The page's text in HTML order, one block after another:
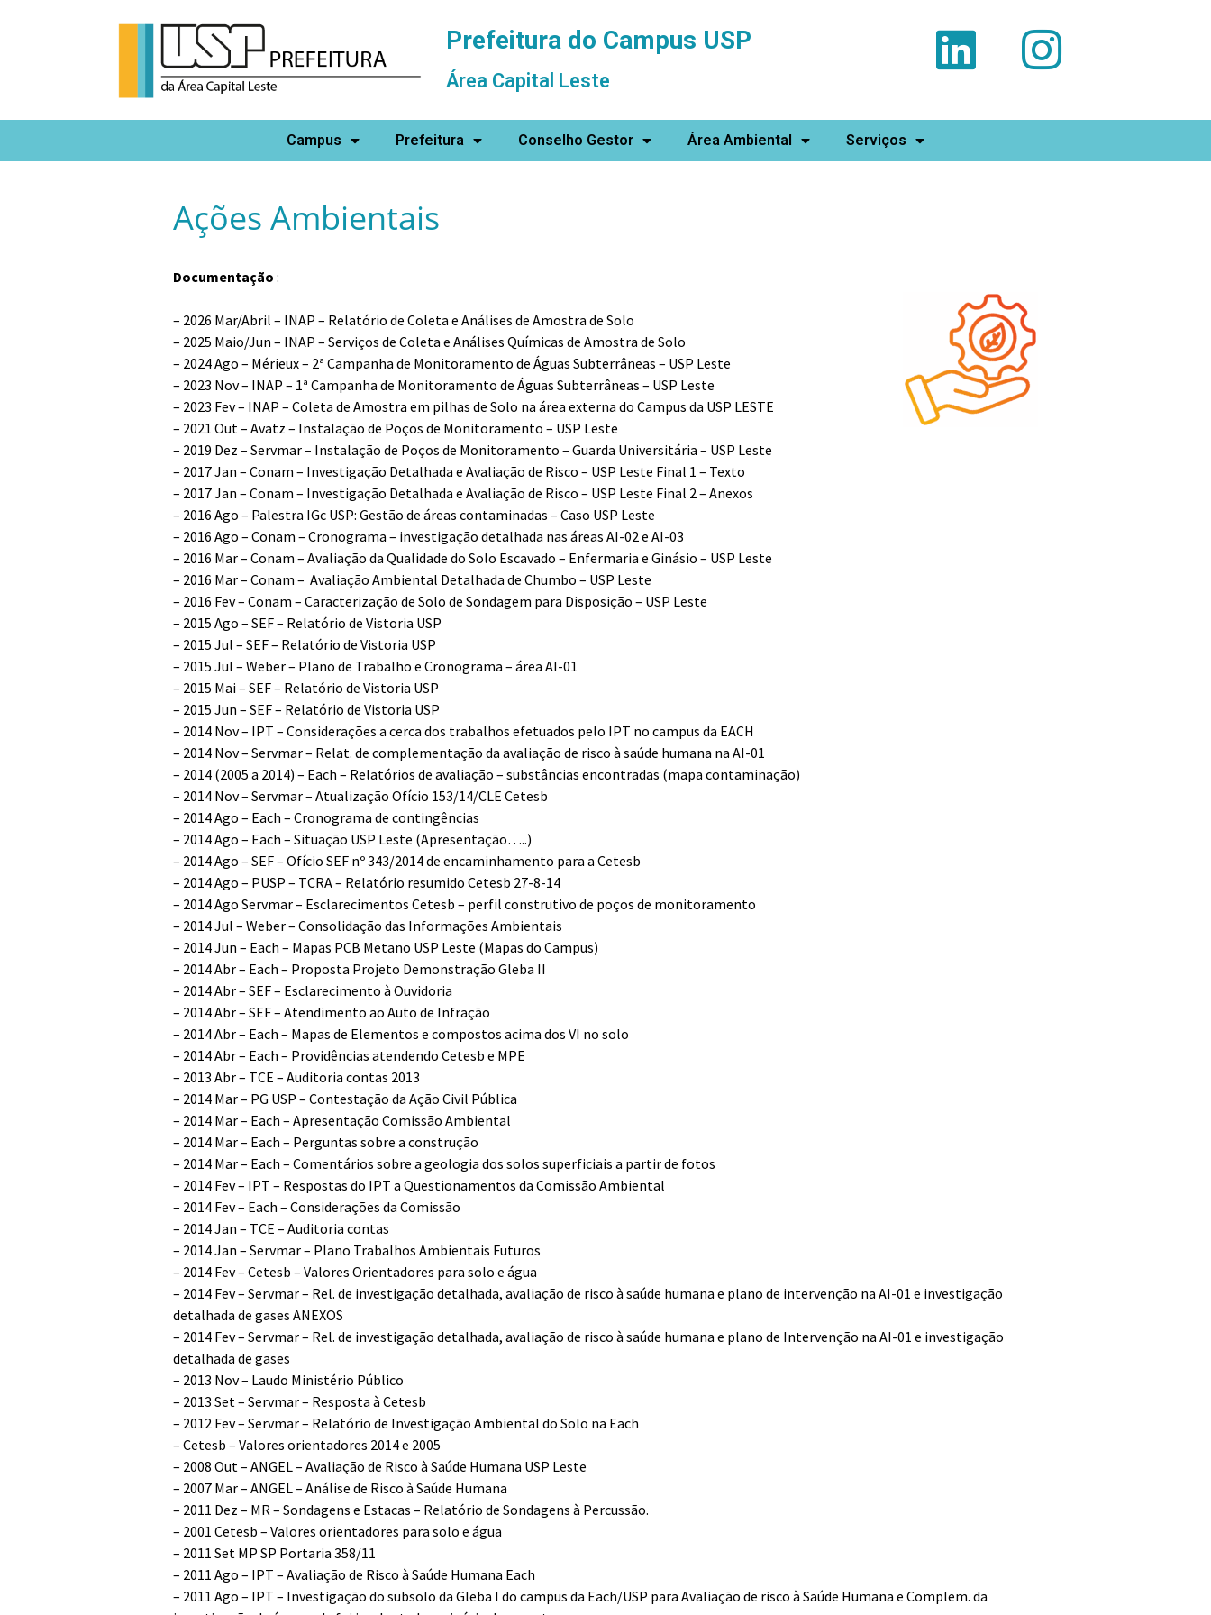
Prefeitura do Campus USP
Área Capital Leste
Campus Prefeitura Conselho Gestor Área Ambiental Serviços
Ações Ambientais
Documentação :
– 2026 Mar/Abril – INAP – Relatório de Coleta e Análises de Amostra de Solo
– 2025 Maio/Jun – INAP – Serviços de Coleta e Análises Químicas de Amostra de Solo
– 2024 Ago – Mérieux – 2ª Campanha de Monitoramento de Águas Subterrâneas – USP Leste
– 2023 Nov – INAP – 1ª Campanha de Monitoramento de Águas Subterrâneas – USP Leste
– 2023 Fev – INAP – Coleta de Amostra em pilhas de Solo na área externa do Campus da USP LESTE
– 2021 Out – Avatz – Instalação de Poços de Monitoramento – USP Leste
– 2019 Dez – Servmar – Instalação de Poços de Monitoramento – Guarda Universitária – USP Leste
– 2017 Jan – Conam – Investigação Detalhada e Avaliação de Risco – USP Leste Final 1 – Texto
– 2017 Jan – Conam – Investigação Detalhada e Avaliação de Risco – USP Leste Final 2 – Anexos
– 2016 Ago – Palestra IGc USP: Gestão de áreas contaminadas – Caso USP Leste
– 2016 Ago – Conam – Cronograma – investigação detalhada nas áreas AI-02 e AI-03
– 2016 Mar – Conam – Avaliação da Qualidade do Solo Escavado – Enfermaria e Ginásio – USP Leste
– 2016 Mar – Conam – Avaliação Ambiental Detalhada de Chumbo – USP Leste
– 2016 Fev – Conam – Caracterização de Solo de Sondagem para Disposição – USP Leste
– 2015 Ago – SEF – Relatório de Vistoria USP
– 2015 Jul – SEF – Relatório de Vistoria USP
– 2015 Jul – Weber – Plano de Trabalho e Cronograma – área AI-01
– 2015 Mai – SEF – Relatório de Vistoria USP
– 2015 Jun – SEF – Relatório de Vistoria USP
– 2014 Nov – IPT – Considerações a cerca dos trabalhos efetuados pelo IPT no campus da EACH
– 2014 Nov – Servmar – Relat. de complementação da avaliação de risco à saúde humana na AI-01
– 2014 (2005 a 2014) – Each – Relatórios de avaliação – substâncias encontradas (mapa contaminação)
– 2014 Nov – Servmar – Atualização Ofício 153/14/CLE Cetesb
– 2014 Ago – Each – Cronograma de contingências
– 2014 Ago – Each – Situação USP Leste (Apresentação…..)
– 2014 Ago – SEF – Ofício SEF nº 343/2014 ​de encaminhamento para a Cetesb
– 2014 Ago – PUSP – TCRA – Relatório resumido Cetesb 27-8-14
– 2014 Ago Servmar – Esclarecimentos Cetesb – perfil construtivo de poços de monitoramento
– 2014 Jul – Weber – Consolidação das Informações Ambientais
– 2014 Jun – Each – Mapas PCB Metano USP Leste (Mapas do Campus)
– 2014 Abr – Each – Proposta Projeto Demonstração Gleba II
– 2014 Abr – SEF – Esclarecimento à Ouvidoria
– 2014 Abr – SEF – Atendimento ao Auto de Infração
– 2014 Abr – Each – Mapas de Elementos e compostos acima dos VI no solo
– 2014 Abr – Each – Providências atendendo Cetesb e MPE
– 2013 Abr – TCE – Auditoria contas 2013
– 2014 Mar – PG USP – Contestação da Ação Civil Pública
– 2014 Mar – Each – Apresentação Comissão Ambiental
– 2014 Mar – Each – Perguntas sobre a construção
– 2014 Mar – Each – Comentários sobre a geologia dos solos superficiais a partir de fotos
– 2014 Fev – IPT – Respostas do IPT a Questionamentos da Comissão Ambiental
– 2014 Fev – Each – Considerações da Comissão
– 2014 Jan – TCE – Auditoria contas
– 2014 Jan – Servmar – Plano Trabalhos Ambientais Futuros
– 2014 Fev – Cetesb – Valores Orientadores para solo e água
– 2014 Fev – Servmar – Rel. de investigação detalhada, avaliação de risco à saúde humana e plano de intervenção na AI-01 e investigação
detalhada de gases ANEXOS
– 2014 Fev – Servmar – Rel. de investigação detalhada, avaliação de risco à saúde humana e plano de Intervenção na AI-01 e investigação
detalhada de gases
– 2013 Nov – Laudo Ministério Público
– 2013 Set – Servmar – Resposta à Cetesb
– 2012 Fev – Servmar – Relatório de Investigação Ambiental do Solo na Each
– Cetesb – Valores orientadores 2014 e 2005
– 2008 Out – ANGEL – Avaliação de Risco à Saúde Humana USP Leste
– 2007 Mar – ANGEL – Análise de Risco à Saúde Humana
– 2011 Dez – MR – Sondagens e Estacas – Relatório de Sondagens à Percussão.
– 2001 Cetesb – Valores orientadores para solo e água
– 2011 Set MP SP Portaria 358/11
– 2011 Ago – IPT – Avaliação de Risco à Saúde Humana Each
– 2011 Ago – IPT – Investigação do subsolo da Gleba I do campus da Each/USP para Avaliação de risco à Saúde Humana e Complem. da